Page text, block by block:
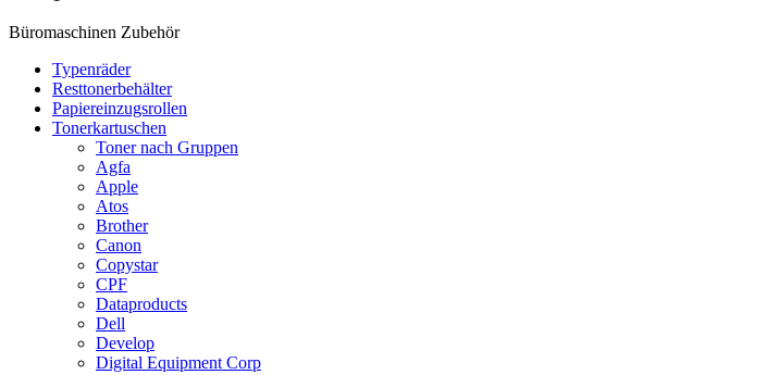
Büromaschinen Zubehör
Typenräder
Resttonerbehälter
Papiereinzugsrollen
Tonerkartuschen
Toner nach Gruppen
Agfa
Apple
Atos
Brother
Canon
Copystar
CPF
Dataproducts
Dell
Develop
Digital Equipment Corp